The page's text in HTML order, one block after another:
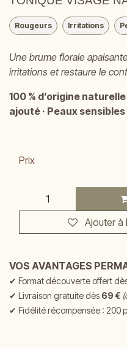
Rougeurs Irritations
Une brume florale
irritations et restaure le
100 % d’origine
ajouté · Peaux
Ajouter à
Prix
VOS AVANTAGES
✔ Format découverte offert
✔ Livraison gratuite dès 69 €
✔ Fidélité récompensée : 200